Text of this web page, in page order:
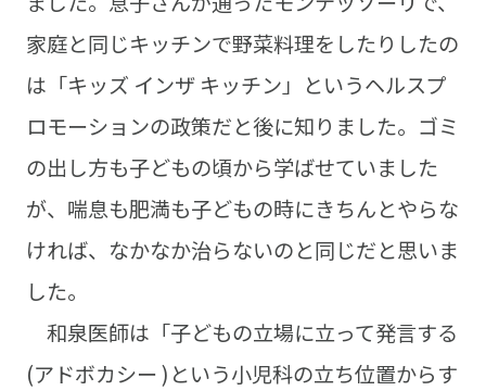
家庭と同じキッチンで野菜料理をしたりしたの
は「キッズ インザ キッチン」というヘルスプ
ロモーションの政策だと後に知りました。ゴミ
の出し方も子どもの頃から学ばせていました
が、喘息も肥満も子どもの時にきちんとやらな
ければ、なかなか治らないのと同じだと思いま
した。
和泉医師は「子どもの立場に立って発言する
(アドボカシー )という小児科の立ち位置からす